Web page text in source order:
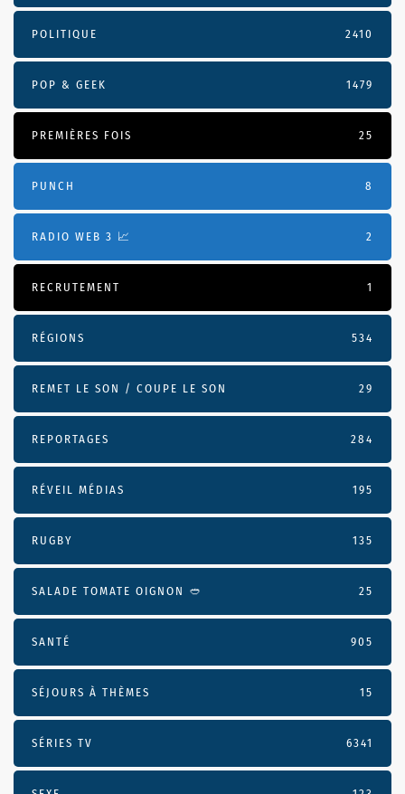
POLITIQUE 2410
POP & GEEK 1479
PREMIÈRES FOIS 25
PUNCH 8
RADIO WEB 3 📈 2
RECRUTEMENT 1
RÉGIONS 534
REMET LE SON / COUPE LE SON 29
REPORTAGES 284
RÉVEIL MÉDIAS 195
RUGBY 135
SALADE TOMATE OIGNON 🥙 25
SANTÉ 905
SÉJOURS À THÈMES 15
SÉRIES TV 6341